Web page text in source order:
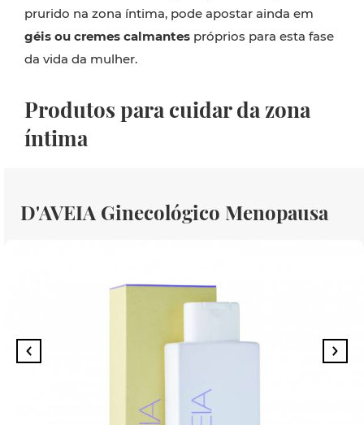
prurido na zona íntima, pode apostar ainda em
géis ou cremes calmantes próprios para esta fase
da vida da mulher.
Produtos para cuidar da zona
íntima
D'AVEIA Ginecológico Menopausa